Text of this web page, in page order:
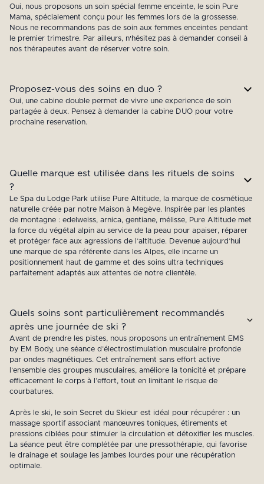
Oui, nous proposons un soin spécial femme enceinte, le soin Pure
Mama, spécialement conçu pour les femmes lors de la grossesse.
Nous ne recommandons pas de soin aux femmes enceintes pendant
le premier trimestre. Par ailleurs, n'hésitez pas à demander conseil à
nos thérapeutes avant de réserver votre soin.
Proposez-vous des soins en duo ?
Oui, une cabine double permet de vivre une experience de soin
partagée à deux. Pensez à demander la cabine DUO pour votre
prochaine reservation.
Quelle marque est utilisée dans les rituels de soins
?
Le Spa du Lodge Park utilise Pure Altitude, la marque de cosmétique
naturelle créée par notre Maison à Megève. Inspirée par les plantes
de montagne : edelweiss, arnica, gentiane, mélisse, Pure Altitude met
la force du végétal alpin au service de la peau pour apaiser, réparer
et protéger face aux agressions de l’altitude. Devenue aujourd’hui
une marque de spa référente dans les Alpes, elle incarne un
positionnement haut de gamme et des soins ultra techniques
parfaitement adaptés aux attentes de notre clientèle.
Quels soins sont particulièrement recommandés
après une journée de ski ?
Avant de prendre les pistes, nous proposons un entraînement EMS
by EM Body, une séance d’électrostimulation musculaire profonde
par ondes magnétiques. Cet entraînement sans effort active
l’ensemble des groupes musculaires, améliore la tonicité et prépare
efficacement le corps à l’effort, tout en limitant le risque de
courbatures.
Après le ski, le soin Secret du Skieur est idéal pour récupérer : un
massage sportif associant manœuvres toniques, étirements et
pressions ciblées pour stimuler la circulation et détoxifier les muscles.
La séance peut être complétée par une pressothérapie, qui favorise
le drainage et soulage les jambes lourdes pour une récupération
optimale.